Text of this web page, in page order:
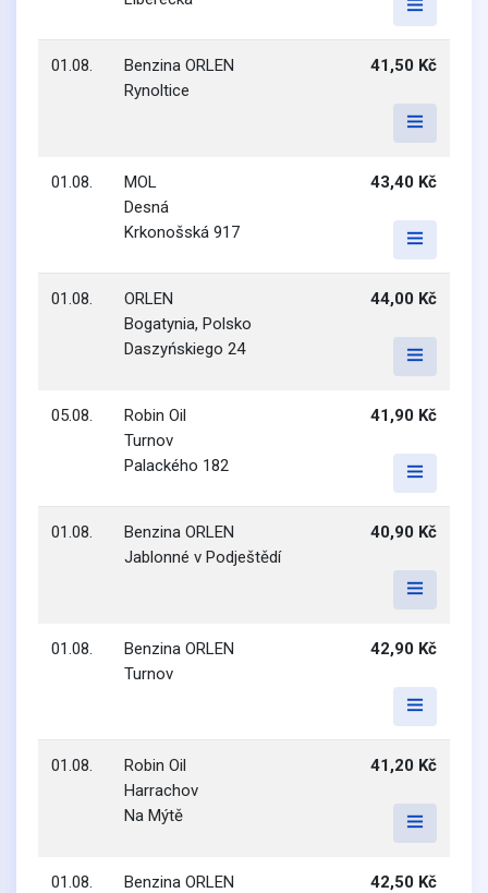
01.08.
Benzina ORLEN
Rynoltice
41,50 Kč
01.08.
MOL
Desná
Krkonošská 917
43,40 Kč
01.08.
ORLEN
Bogatynia, Polsko
Daszyńskiego 24
44,00 Kč
05.08.
Robin Oil
Turnov
Palackého 182
41,90 Kč
01.08.
Benzina ORLEN
Jablonné v Podještědí
40,90 Kč
01.08.
Benzina ORLEN
Turnov
42,90 Kč
01.08.
Robin Oil
Harrachov
Na Mýtě
41,20 Kč
01.08.
Benzina ORLEN
42,50 Kč